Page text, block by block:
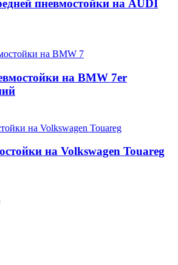
пневмостойки на AUDI
на BMW 7er
на Volkswagen Touareg